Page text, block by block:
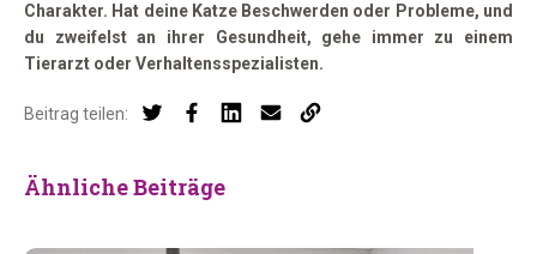
Charakter. Hat deine Katze Beschwerden oder Probleme, und
du zweifelst an ihrer Gesundheit, gehe immer zu einem
Tierarzt oder Verhaltensspezialisten.
Beitrag teilen:
Ähnliche Beiträge